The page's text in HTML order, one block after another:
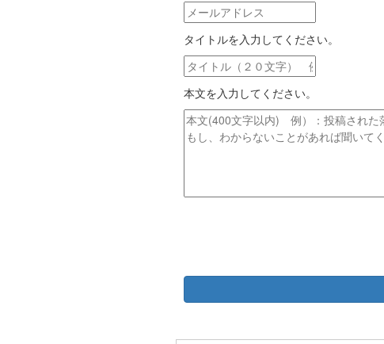
メ
ー
ル
ア
ド
レ
ス
タイトルを入力してください。
タ
イ
ト
ル
本文を入力してください。
本
文